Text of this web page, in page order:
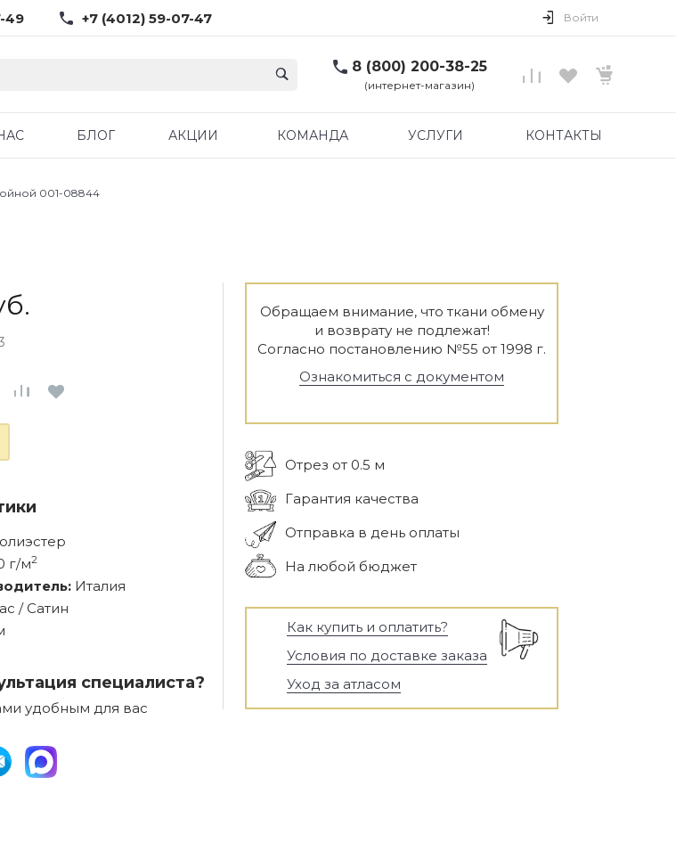
49 +7 (4012) 59-07-47 Войти
8 (800) 200-38-25
(интернет-магазин)
БЛОГ АКЦИИ КОМАНДА УСЛУГИ КОНТАКТЫ
001-08844
г/м2
Италия
/ Сатин
специалиста?
удобным для вас
Обращаем внимание, что ткани обмену
и возврату не подлежат!
Согласно постановлению №55 от 1998 г.
Ознакомиться с документом
Отрез от 0.5 м
Гарантия качества
Отправка в день оплаты
На любой бюджет
Как купить и оплатить?
Условия по доставке заказа
Уход за атласом